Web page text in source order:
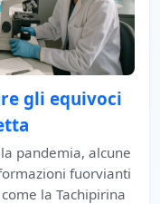
gli equivoci
pandemia, alcune
fuorvianti
la Tachipirina